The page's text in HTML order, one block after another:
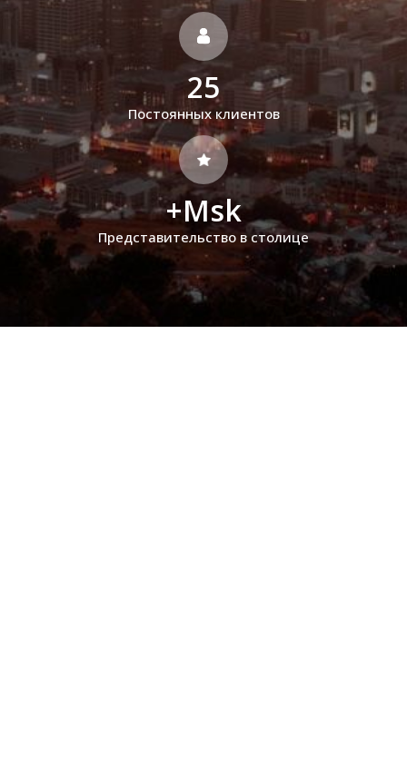
25
Постоянных клиентов
+Msk
Представительство в столице